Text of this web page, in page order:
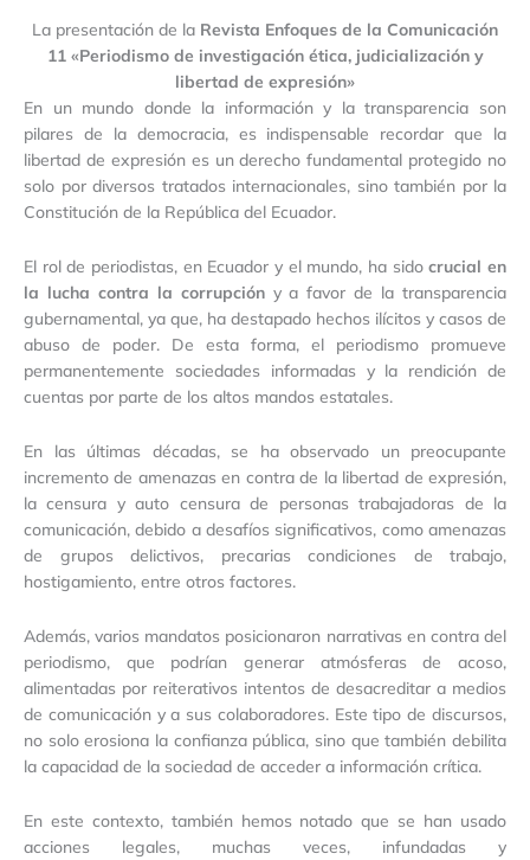
La presentación de la Revista Enfoques de la Comunicación
11 «Periodismo de investigación ética, judicialización y
libertad de expresión»
En un mundo donde la información y la transparencia son
pilares de la democracia, es indispensable recordar que la
libertad de expresión es un derecho fundamental protegido no
solo por diversos tratados internacionales, sino también por la
Constitución de la República del Ecuador.
El rol de periodistas, en Ecuador y el mundo, ha sidocrucial en
la lucha contra la corrupcióny a favor de la transparencia
gubernamental, ya que, ha destapado hechos ilícitos y casos de
abuso de poder. De esta forma, el periodismo promueve
permanentemente sociedades informadas y la rendición de
cuentas por parte de los altos mandos estatales.
En las últimas décadas, se ha observado un preocupante
incremento de amenazas en contra de la libertad de expresión,
la censura y auto censura de personas trabajadoras de la
comunicación, debido a desafíos significativos, como amenazas
de grupos delictivos, precarias condiciones de trabajo,
hostigamiento, entre otros factores.
Además, varios mandatos posicionaron narrativas en contra del
periodismo, que podrían generar atmósferas de acoso,
alimentadas por reiterativos intentos de desacreditar a medios
de comunicación y a sus colaboradores. Este tipo de discursos,
no solo erosiona la confianza pública, sino que también debilita
la capacidad de la sociedad de acceder a información crítica.
En este contexto, también hemos notado que se han usado
acciones legales, muchas veces, infundadas y